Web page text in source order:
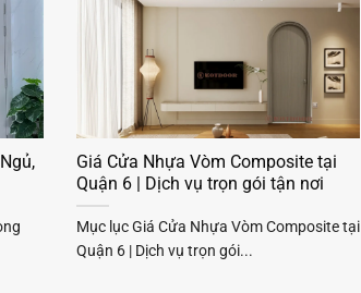
Giá Cửa Nhựa Vòm Composite tại
Quận 6 | Dịch vụ trọn gói tận nơi
Mục lục Giá Cửa Nhựa Vòm Composite tại
Quận 6 | Dịch vụ trọn gói...